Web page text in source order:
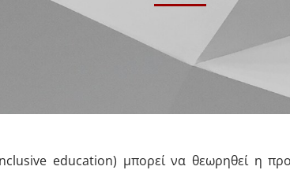
education) μπορεί να θεωρηθεί η